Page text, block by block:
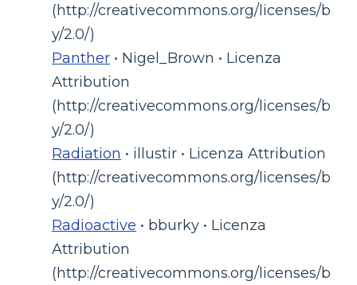
(http://creativecommons.org/licenses/b
y/2.0/)
Panther • Nigel_Brown • Licenza
Attribution
(http://creativecommons.org/licenses/b
y/2.0/)
Radiation • illustir • Licenza Attribution
(http://creativecommons.org/licenses/b
y/2.0/)
Radioactive • bburky • Licenza
Attribution
(http://creativecommons.org/licenses/b